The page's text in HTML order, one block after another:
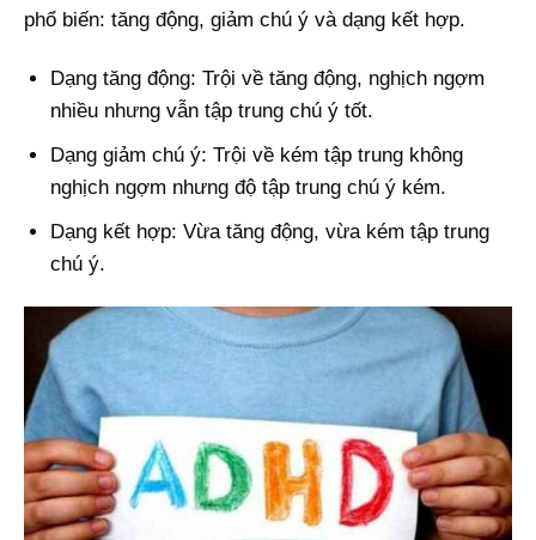
phổ biến: tăng động, giảm chú ý và dạng kết hợp.
Dạng tăng động: Trội về tăng động, nghịch ngợm
nhiều nhưng vẫn tập trung chú ý tốt.
Dạng giảm chú ý: Trội về kém tập trung không
nghịch ngợm nhưng độ tập trung chú ý kém.
Dạng kết hợp: Vừa tăng động, vừa kém tập trung
chú ý.